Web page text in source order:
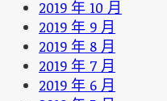
2019 年 10 月
2019 年 9 月
2019 年 8 月
2019 年 7 月
2019 年 6 月